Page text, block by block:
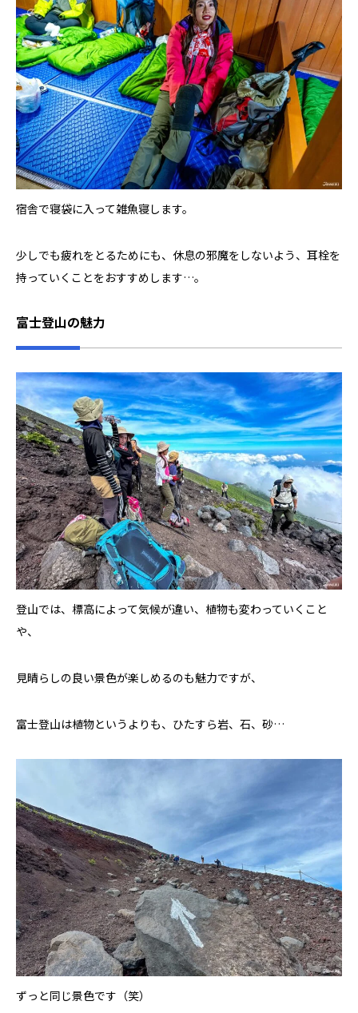
宿舎で寝袋に入って雑魚寝します。
少しでも疲れをとるためにも、休息の邪魔をしないよう、耳栓を
持っていくことをおすすめします…。
富士登山の魅力
登山では、標高によって気候が違い、植物も変わっていくこと
や、
見晴らしの良い景色が楽しめるのも魅力ですが、
富士登山は植物というよりも、ひたすら岩、石、砂…
ずっと同じ景色です（笑）